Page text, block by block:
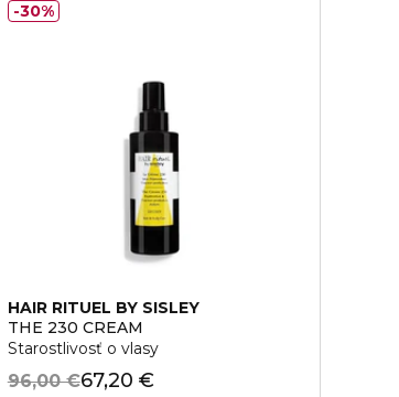
HAIR RITUEL BY SISLEY
THE 230 CREAM
Starostlivosť o vlasy
67,20 €
96,00 €
30%